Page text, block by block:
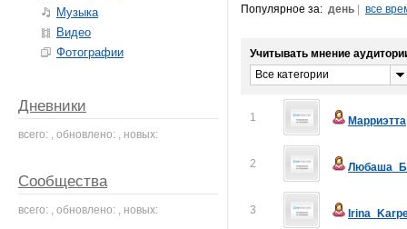
Популярное за: день все
Учитывать мнение
Все категории
1 Марриэтта
2
3
Музыка
Видео
Фотографии
Дневники
всего: , обновлено: , новых:
Сообщества
всего: , обновлено: , новых: